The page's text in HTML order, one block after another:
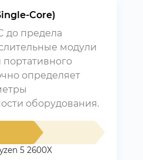
Core)
до предела
модули
портативного
определяет
оборудования.
5 2600X